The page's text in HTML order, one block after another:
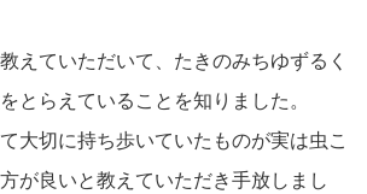
えていただいて、たきのみちゆずるく
とらえていることを知りました。
大切に持ち歩いていたものが実は虫こ
が良いと教えていただき手放しまし